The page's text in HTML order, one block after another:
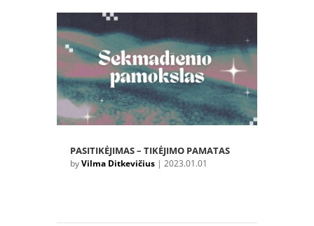
PASITIKĖJIMAS – TIKĖJIMO PAMATAS
byVilma Ditkevičius| 2023.01.01